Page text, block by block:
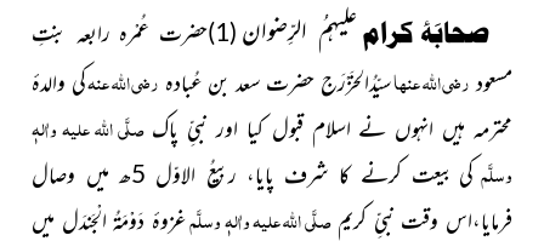
صحابَۂ کرام علیہمُ الرِّضوان
(1)حضرت عُمْرہ رابعہ بنتِ
مسعود رضی اللہ عنہاسیّدُالخَزْرَج حضرت سعد بن عُبادہ رضی اللہ عنہکی والدۂ
محترمہ ہیں انہوں نے اسلام قبول کیا اور نبیِّ پاکصلَّی اللہ علیہ واٰلہٖ
وسلَّمکی
بیعت کرنے کا شرف پایا، ربیعُ الاوّل 5ھ میں وصال
فرمایا،اس وقت نبیِّ کریمصلَّی اللہ علیہ واٰلہٖ وسلَّمغزوۂ دَوْمَۃُ الْجَندَل میں